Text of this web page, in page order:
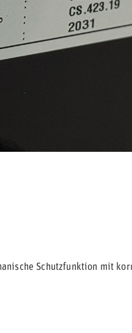
Schutzfunktion mit